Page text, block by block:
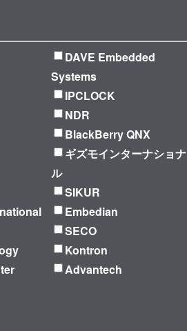
DAVE Embedded
Systems
IPCLOCK
NDR
BlackBerry QNX
ギズモインターナショナ
ル
SIKUR
Embedian
SECO
Kontron
Advantech